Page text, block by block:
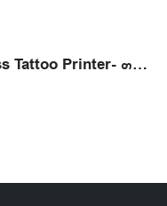
Ambition Wireless Tattoo Printer- თერმული პრინტერი